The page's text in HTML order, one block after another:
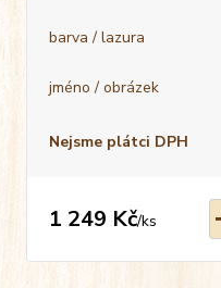
barva / lazura
jméno / obrázek
Nejsme plátci DPH
1 249 Kč/ks